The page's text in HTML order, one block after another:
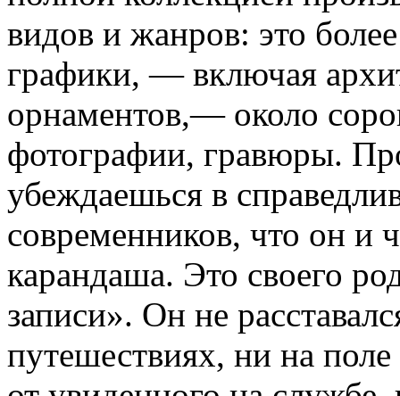
видов и жанров: это
графики, — включая
орнаментов,— около
фотографии, гравюры.
убеждаешься в
современников, что он и
карандаша. Это своего
записи». Он не
путешествиях, ни на поле